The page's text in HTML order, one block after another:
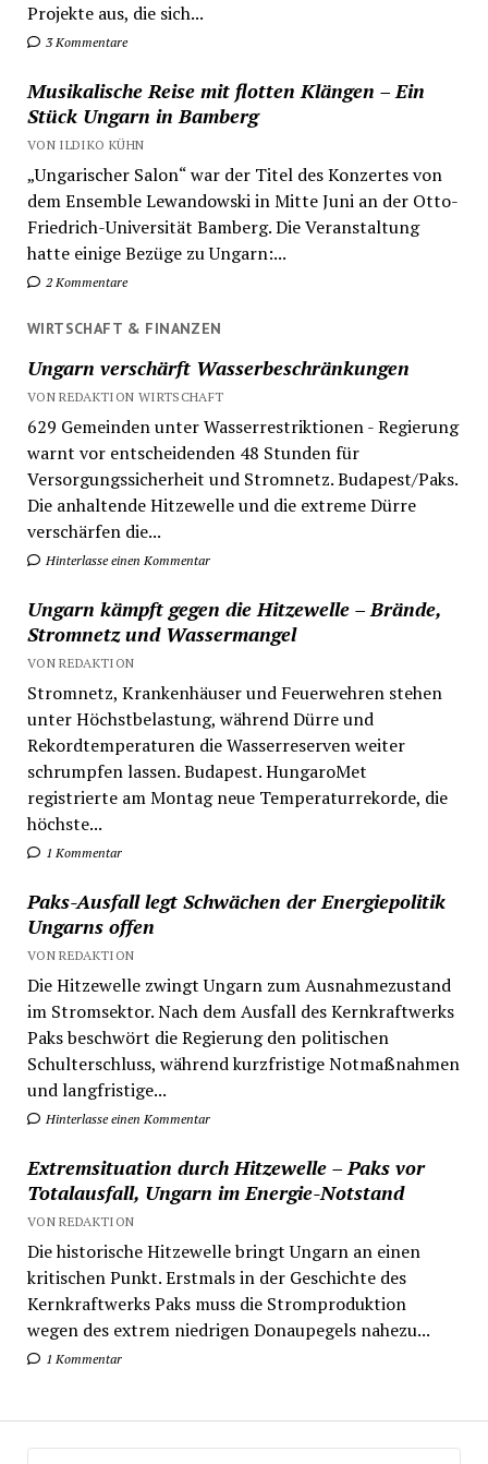
Projekte aus, die sich...
3 Kommentare
Musikalische Reise mit flotten Klängen – Ein
Stück Ungarn in Bamberg
VON ILDIKO KÜHN
„Ungarischer Salon“ war der Titel des Konzertes von
dem Ensemble Lewandowski in Mitte Juni an der Otto-
Friedrich-Universität Bamberg. Die Veranstaltung
hatte einige Bezüge zu Ungarn:...
2 Kommentare
WIRTSCHAFT & FINANZEN
Ungarn verschärft Wasserbeschränkungen
VON REDAKTION WIRTSCHAFT
629 Gemeinden unter Wasserrestriktionen - Regierung
warnt vor entscheidenden 48 Stunden für
Versorgungssicherheit und Stromnetz. Budapest/Paks.
Die anhaltende Hitzewelle und die extreme Dürre
verschärfen die...
Hinterlasse einen Kommentar
Ungarn kämpft gegen die Hitzewelle – Brände,
Stromnetz und Wassermangel
VON REDAKTION
Stromnetz, Krankenhäuser und Feuerwehren stehen
unter Höchstbelastung, während Dürre und
Rekordtemperaturen die Wasserreserven weiter
schrumpfen lassen. Budapest. HungaroMet
registrierte am Montag neue Temperaturrekorde, die
höchste...
1 Kommentar
Paks-Ausfall legt Schwächen der Energiepolitik
Ungarns offen
VON REDAKTION
Die Hitzewelle zwingt Ungarn zum Ausnahmezustand
im Stromsektor. Nach dem Ausfall des Kernkraftwerks
Paks beschwört die Regierung den politischen
Schulterschluss, während kurzfristige Notmaßnahmen
und langfristige...
Hinterlasse einen Kommentar
Extremsituation durch Hitzewelle – Paks vor
Totalausfall, Ungarn im Energie-Notstand
VON REDAKTION
Die historische Hitzewelle bringt Ungarn an einen
kritischen Punkt. Erstmals in der Geschichte des
Kernkraftwerks Paks muss die Stromproduktion
wegen des extrem niedrigen Donaupegels nahezu...
1 Kommentar